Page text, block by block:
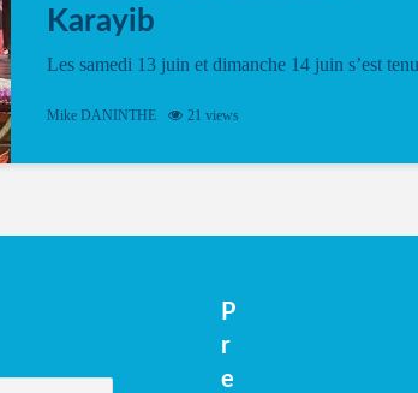
Karayib
Les samedi 13 juin et dimanche 14 juin s’est tenu
vibrant à Pierrot Narouman, organisé par
spectacle de fin d’année, présenté à la salle...
Mike DANINTHE 21 views
P
r
e